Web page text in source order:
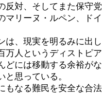
反対、そしてまた保守
マリーヌ・ルペン、ド
、現実を明るみに出
万人というディストピ
どには移動する余裕が
思っている。
なる難民を安全な合